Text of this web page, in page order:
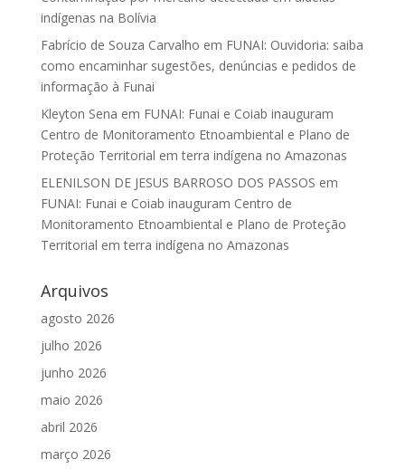
indígenas na Bolívia
Fabrício de Souza Carvalho em FUNAI: Ouvidoria: saiba
como encaminhar sugestões, denúncias e pedidos de
informação à Funai
Kleyton Sena em FUNAI: Funai e Coiab inauguram
Centro de Monitoramento Etnoambiental e Plano de
Proteção Territorial em terra indígena no Amazonas
ELENILSON DE JESUS BARROSO DOS PASSOS em
FUNAI: Funai e Coiab inauguram Centro de
Monitoramento Etnoambiental e Plano de Proteção
Territorial em terra indígena no Amazonas
Arquivos
agosto 2026
julho 2026
junho 2026
maio 2026
abril 2026
março 2026